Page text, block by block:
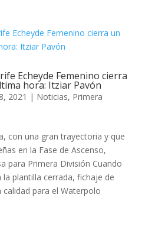
Echeyde Femenino cierra
hora: Itziar Pavón
2021 | Noticias, Primera
con una gran trayectoria y que
en la Fase de Ascenso,
para Primera División Cuando
plantilla cerrada, fichaje de
para el Waterpolo